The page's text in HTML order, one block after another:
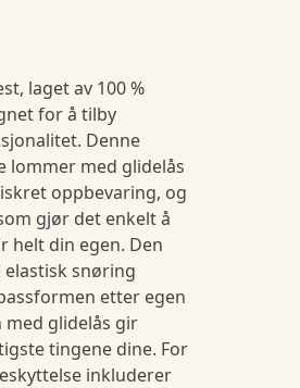
laget av 100 %
for å tilby
Denne
lommer med glidelås
oppbevaring, og
gjør det enkelt å
helt din egen. Den
snøring
etter egen
glidelås gir
tingene dine. For
inkluderer